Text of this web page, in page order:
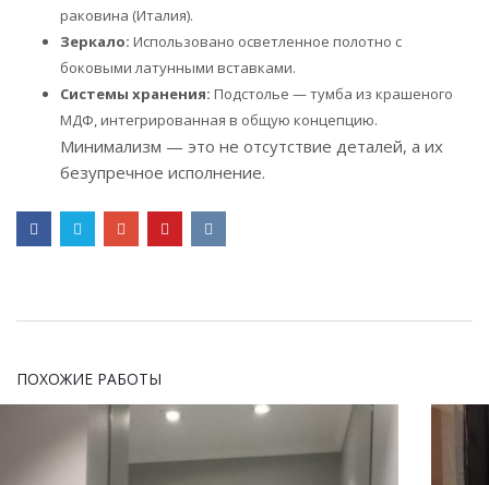
раковина (Италия).
Зеркало: Использовано осветленное полотно с
боковыми латунными вставками.
Системы хранения: Подстолье — тумба из крашеного
МДФ, интегрированная в общую концепцию.
Минимализм — это не отсутствие деталей, а их
безупречное исполнение.
ПОХОЖИЕ РАБОТЫ